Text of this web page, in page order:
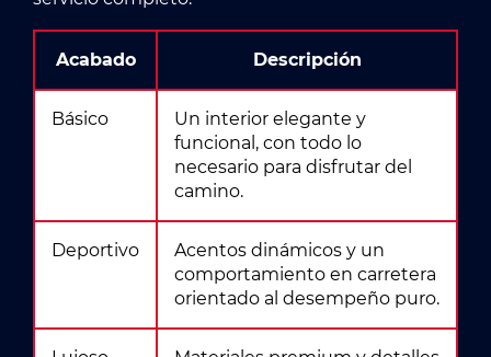
Acabado Descripción
Básico
Un interior elegante y
funcional, con todo lo
necesario para disfrutar del
camino.
Deportivo
Acentos dinámicos y un
comportamiento en carretera
orientado al desempeño puro.